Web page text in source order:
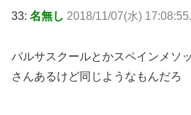
33: 名無し 2018/11/07(水)
バルサスクールとかスペインメソ
さんあるけど同じようなもんだろ